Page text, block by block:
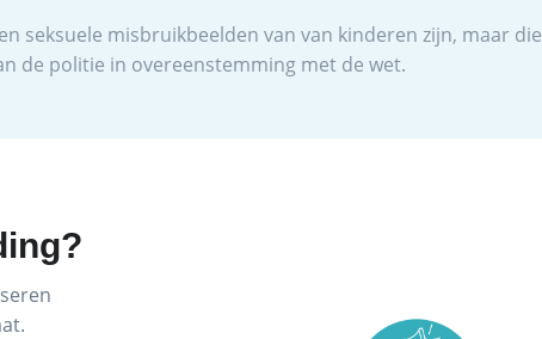
seksuele misbruikbeelden van van kinderen zijn, maar die
de politie in overeenstemming met de wet.